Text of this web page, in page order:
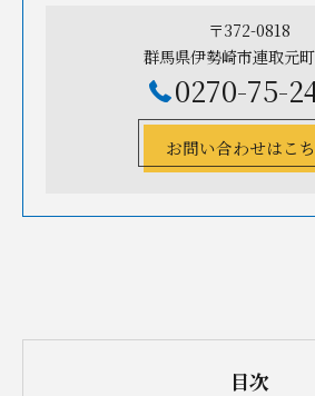
〒372-0818
群馬県伊勢崎市連取元
0270-75-
お問い合わせはこ
目次